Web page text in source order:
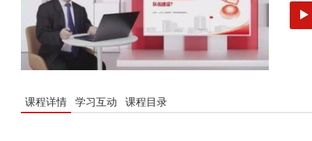
课程详情 学习互动 课程目录